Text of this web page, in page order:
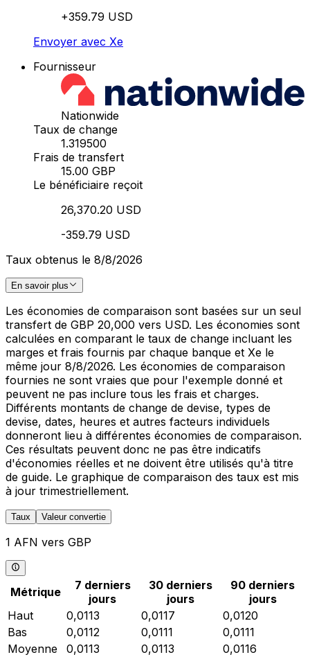
+359.79 USD
Envoyer avec Xe
Fournisseur
Nationwide
Taux de change
1.319500
Frais de transfert
15.00 GBP
Le bénéficiaire reçoit
26,370.20 USD
-359.79 USD
Taux obtenus le 8/8/2026
En savoir plus
Les économies de comparaison sont basées sur un seul
transfert de GBP 20,000 vers USD. Les économies sont
calculées en comparant le taux de change incluant les
marges et frais fournis par chaque banque et Xe le
même jour 8/8/2026. Les économies de comparaison
fournies ne sont vraies que pour l'exemple donné et
peuvent ne pas inclure tous les frais et charges.
Différents montants de change de devise, types de
devise, dates, heures et autres facteurs individuels
donneront lieu à différentes économies de comparaison.
Ces résultats peuvent donc ne pas être indicatifs
d'économies réelles et ne doivent être utilisés qu'à titre
de guide. Le graphique de comparaison des taux est mis
à jour trimestriellement.
Taux Valeur convertie
1 AFN vers GBP
Métrique
7 derniers
jours
30 derniers
jours
90 derniers
jours
Haut
0,0113 0,0117
0,0120
Bas
0,0112 0,0111
0,0111
Moyenne
0,0113 0,0113
0,0116